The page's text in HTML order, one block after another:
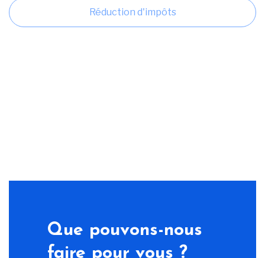
Réduction d'impôts
Que pouvons-nous
faire pour vous ?